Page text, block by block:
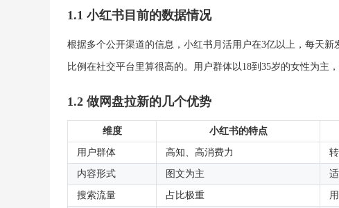
1.1 小红书目前的数据情况
根据多个公开渠道的信息，小红书月活用户在3亿以上，每天新
比例在社交平台里算很高的。用户群体以18到35岁的女性为主
1.2 做网盘拉新的几个优势
维度 小红书的特点
用户群体 高知、高消费力
内容形式 图文为主
搜索流量 占比极重